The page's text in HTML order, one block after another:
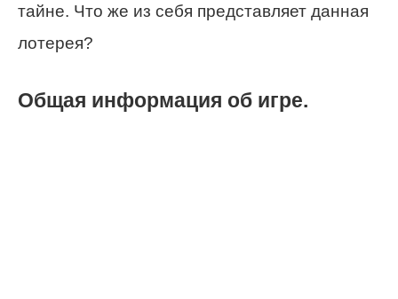
тайне. Что же из себя представляет данная
лотерея?
Общая информация об игре.